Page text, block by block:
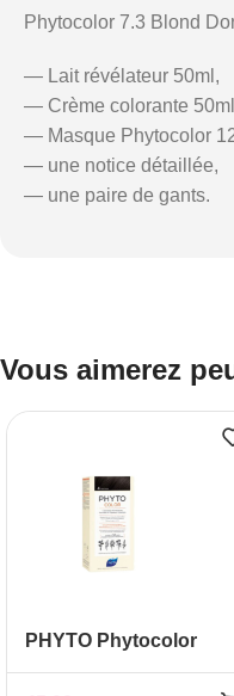
Phytocolor 7.3 Blond
— Lait révélateur 50ml,
— Crème colorante
— Masque Phytocolor
— une notice détaillée,
— une paire de gants.
Vous aimerez
PHYTO Phytocolor